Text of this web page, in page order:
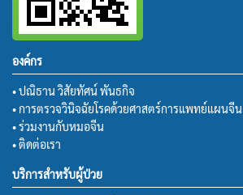
องค์กร
• ปณิธาน วิสัยทัศน์ พันธกิจ
• การตรวจวินิจฉัยโรคด้วยศาสตร์การแพทย์แผนจีน
• ร่วมงานกับหมอจีน
• ติดต่อเรา
บริการสำหรับผู้ป่วย